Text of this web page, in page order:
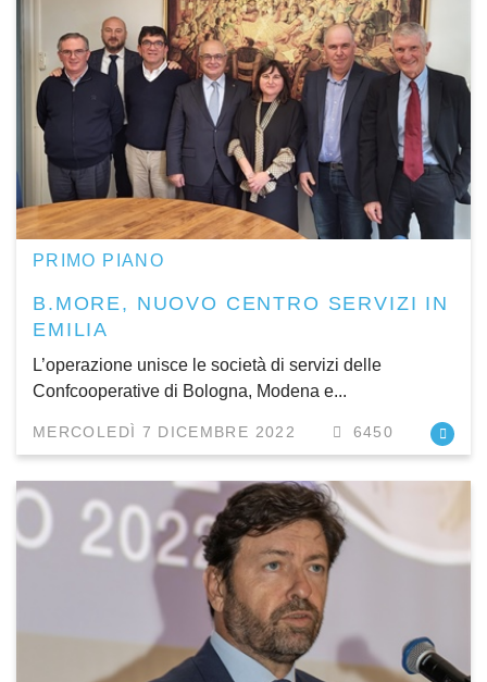
PRIMO PIANO
B.MORE, NUOVO CENTRO SERVIZI IN
EMILIA
L’operazione unisce le società di servizi delle
Confcooperative di Bologna, Modena e...
MERCOLEDÌ 7 DICEMBRE 2022 6450